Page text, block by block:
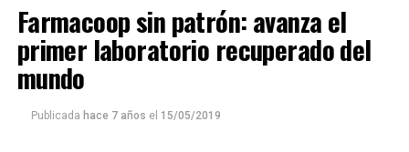
Farmacoop sin patrón: avanza el
primer laboratorio recuperado del
mundo
Publicada hace 7 años el 15/05/2019